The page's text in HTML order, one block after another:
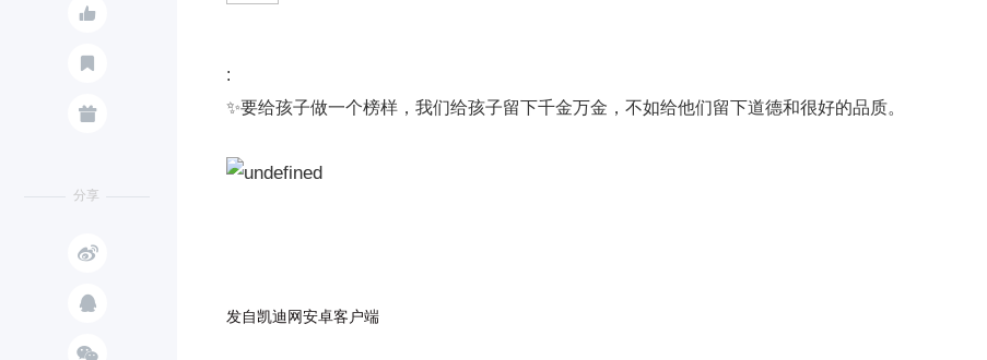


分享



:
✨要给孩子做一个榜样，我们给孩子留下千金万金，不如给他们留下道德和很好的品质。
发自凯迪网安卓客户端